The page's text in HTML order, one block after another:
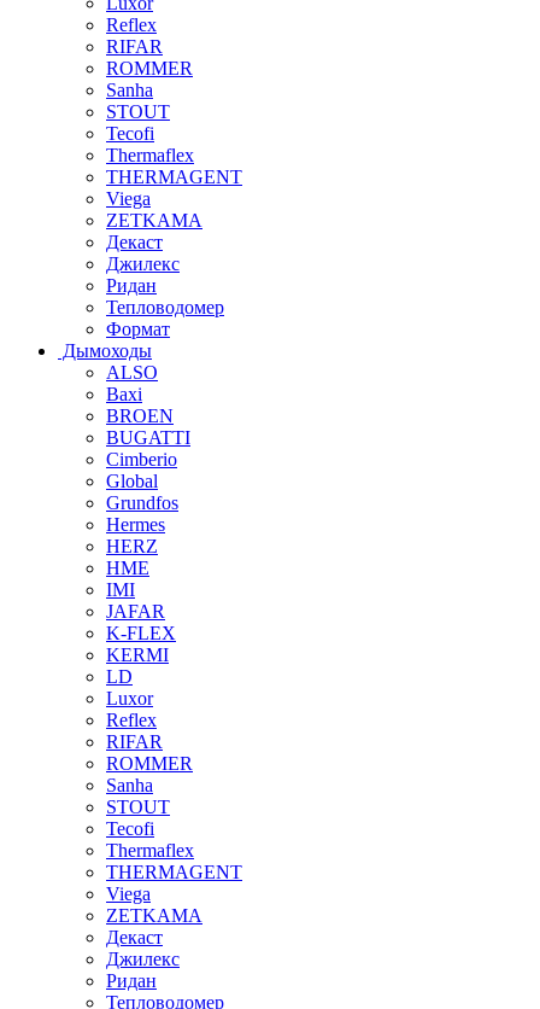
Reflex
RIFAR
ROMMER
Sanha
STOUT
Tecofi
Thermaflex
THERMAGENT
Viega
ZETKAMA
Декаст
Джилекс
Ридан
Тепловодомер
Формат
Дымоходы
ALSO
Baxi
BROEN
BUGATTI
Cimberio
Global
Grundfos
Hermes
HERZ
HME
IMI
JAFAR
K-FLEX
KERMI
LD
Luxor
Reflex
RIFAR
ROMMER
Sanha
STOUT
Tecofi
Thermaflex
THERMAGENT
Viega
ZETKAMA
Декаст
Джилекс
Ридан
Тепловодомер